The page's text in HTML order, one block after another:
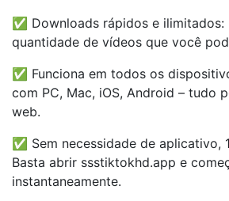
✅ Downloads rápidos e ilimitados:
quantidade de vídeos que você
✅ Funciona em todos os
com PC, Mac, iOS, Android – tudo
web.
✅ Sem necessidade de aplicativo,
Basta abrir ssstiktokhd.app e
instantaneamente.